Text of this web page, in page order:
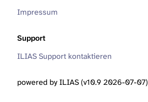
Impressum
Support
ILIAS Support kontaktieren
powered by ILIAS (v10.9 2026-07-07)